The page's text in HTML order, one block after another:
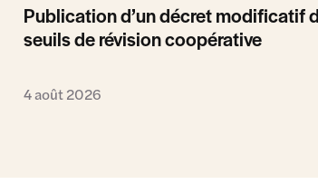
Publication d’un décret modificatif
seuils de révision coopérative
4 août 2026